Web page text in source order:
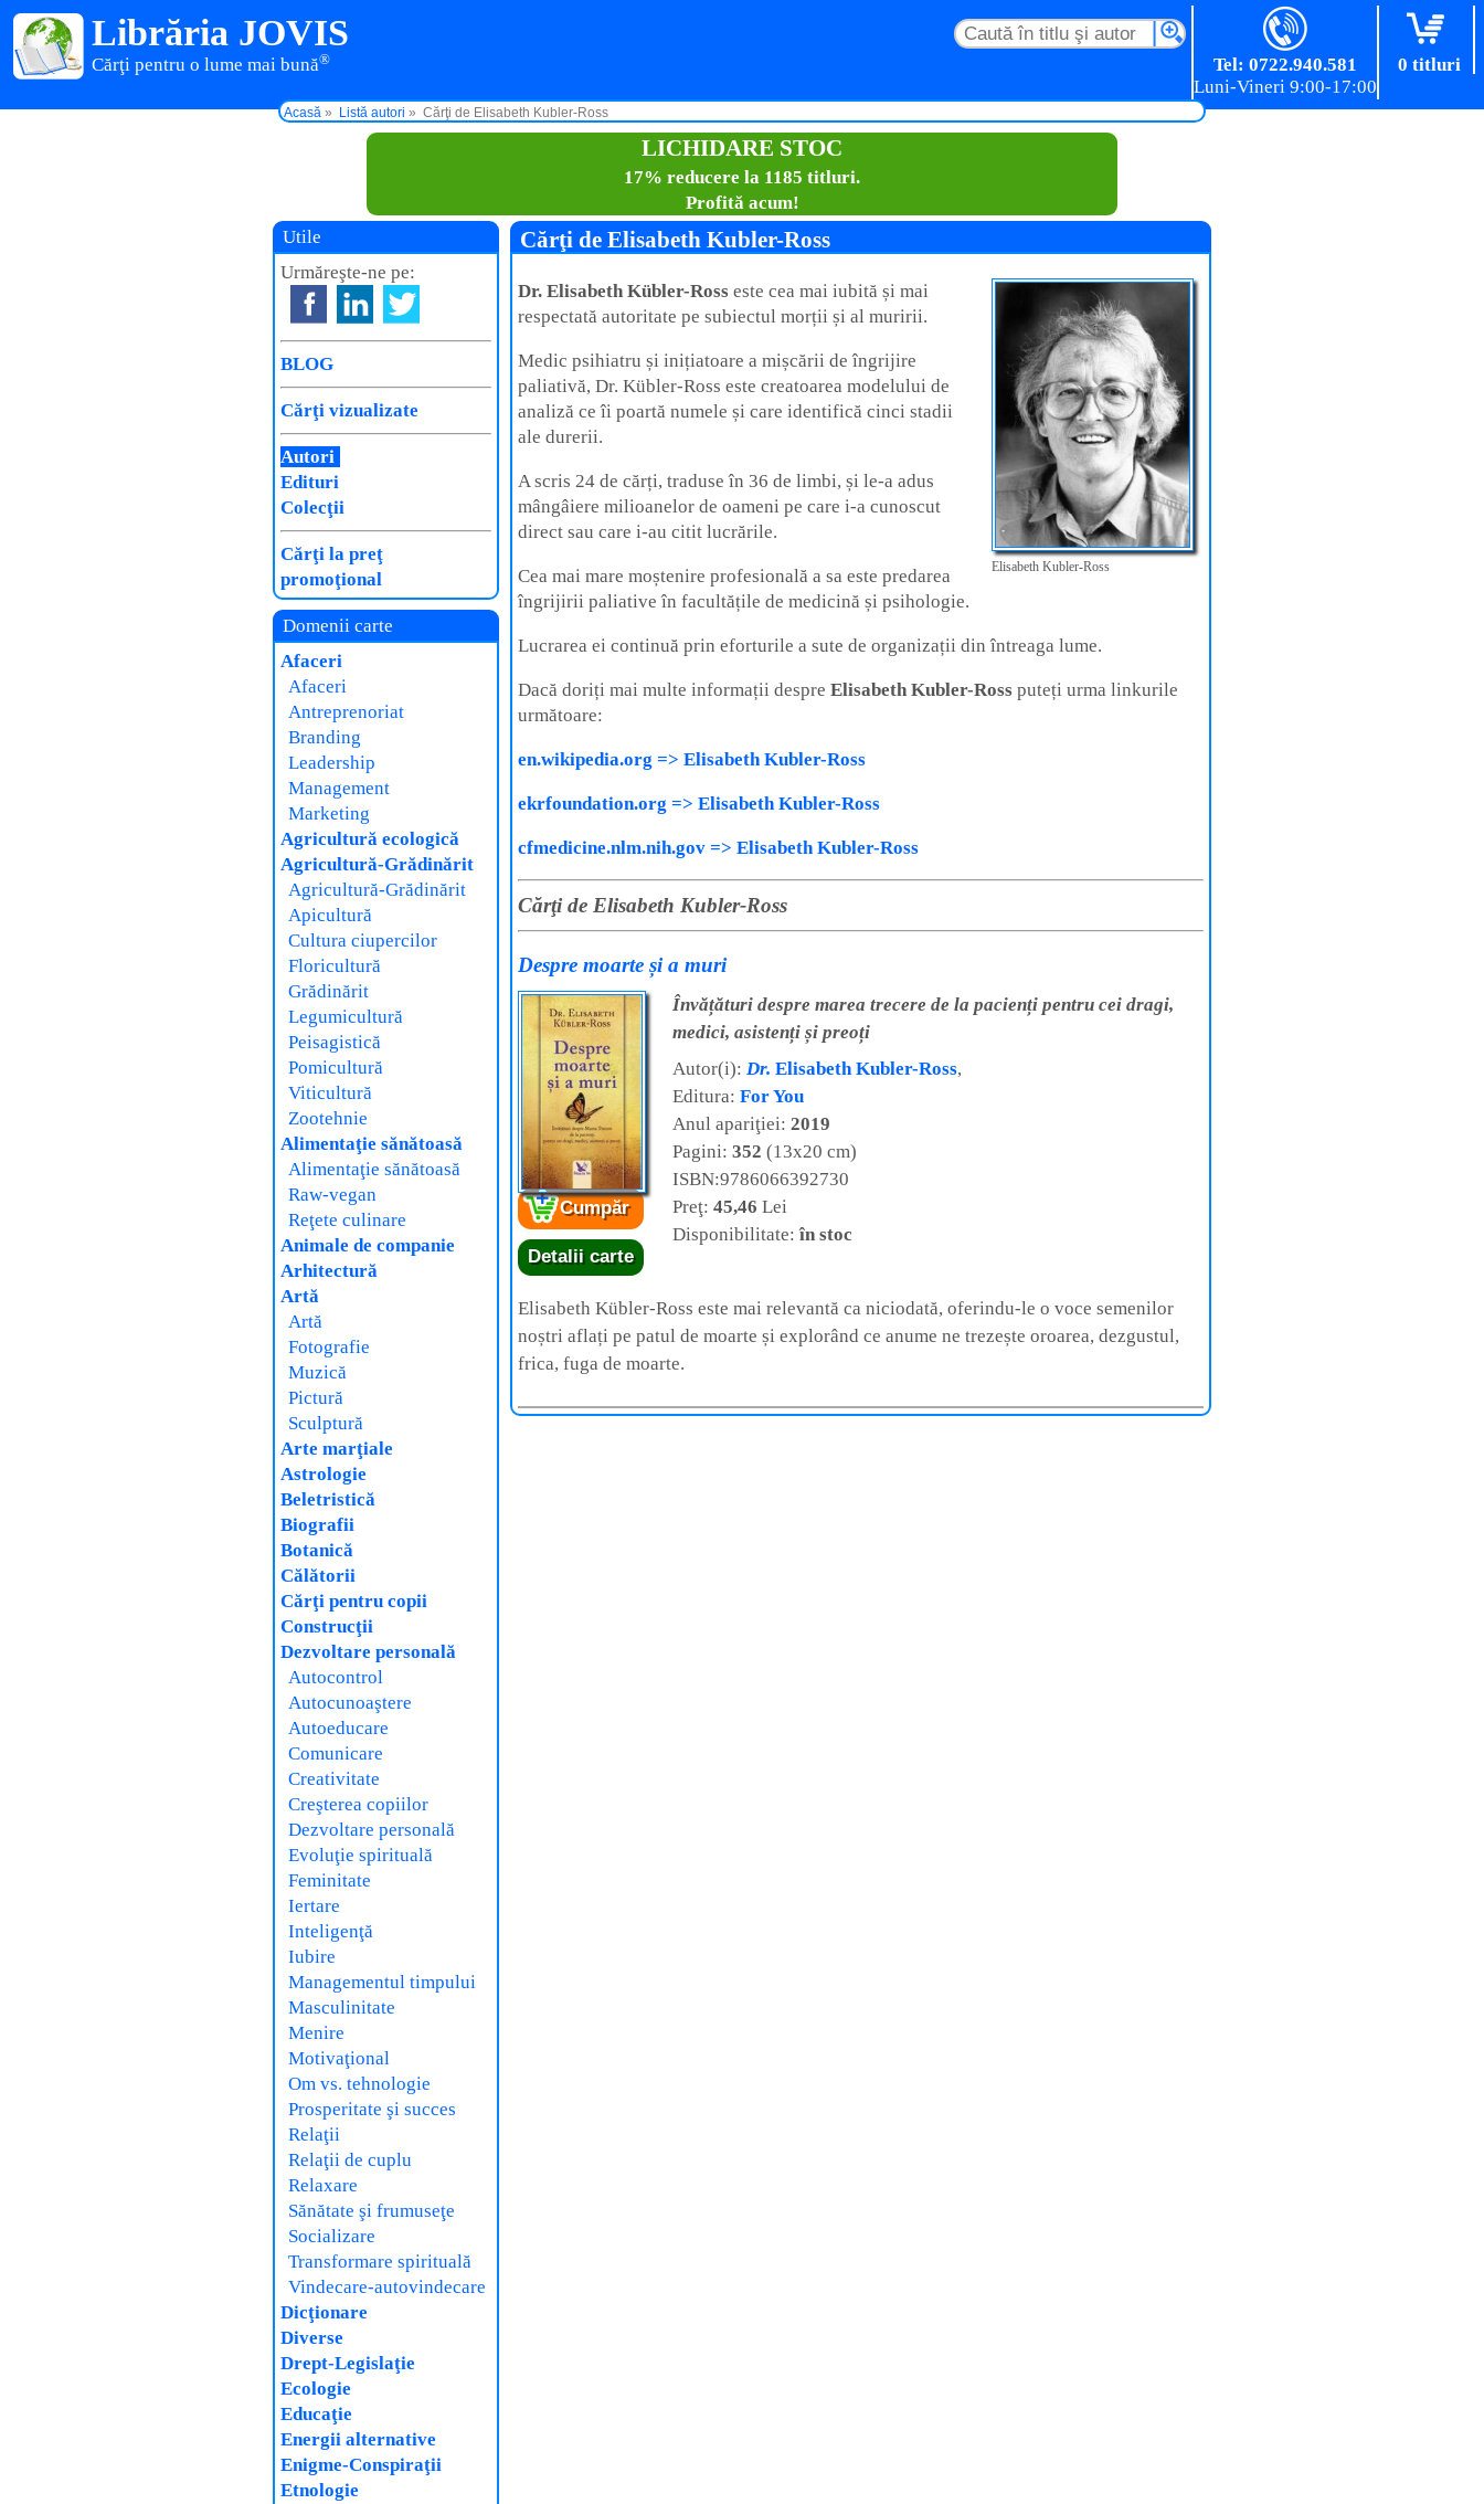
Librăria JOVIS
Cărţi pentru o lume mai bună® 0 titluri
Tel: 0722.940.581
Acasă Listă autori Cărţi de Elisabeth Kubler-Ross
LICHIDARE STOC
17% reducere la 1185 titluri.
Profită acum!
Cărţi de Elisabeth Kubler-Ross
Elisabeth Kubler-Ross
Dr. Elisabeth Kübler-Ross este cea mai iubită și mai
respectată autoritate pe subiectul morții și al muririi.
Medic psihiatru și inițiatoare a mișcării de îngrijire
paliativă, Dr. Kübler-Ross este creatoarea modelului de
analiză ce îi poartă numele și care identifică cinci stadii
ale durerii.
A scris 24 de cărți, traduse în 36 de limbi, și le-a adus
mângâiere milioanelor de oameni pe care i-a cunoscut
direct sau care i-au citit lucrările.
Cea mai mare moștenire profesională a sa este predarea
îngrijirii paliative în facultățile de medicină și psihologie.
Lucrarea ei continuă prin eforturile a sute de organizații din întreaga lume.
Dacă doriți mai multe informații despre Elisabeth Kubler-Ross puteți urma linkurile
următoare:
en.wikipedia.org => Elisabeth Kubler-Ross
ekrfoundation.org => Elisabeth Kubler-Ross
cfmedicine.nlm.nih.gov => Elisabeth Kubler-Ross
Cărţi de Elisabeth Kubler-Ross
Despre moarte și a muri
Cumpăr
Detalii carte
Învățături despre marea trecere de la pacienți pentru cei dragi,
medici, asistenți și preoți
Autor(i): Dr. Elisabeth Kubler-Ross,
Editura: For You
Anul apariţiei: 2019
Pagini: 352 (13x20 cm)
ISBN:9786066392730
Preţ: 45,46 Lei
Disponibilitate:în stoc
Elisabeth Kübler-Ross este mai relevantă ca niciodată, oferindu-le o voce semenilor
noștri aflați pe patul de moarte și explorând ce anume ne trezește oroarea, dezgustul,
frica, fuga de moarte.
Utile
Urmăreşte-ne pe:
BLOG
Cărţi vizualizate
Autori
Edituri
Colecţii
Cărţi la preţ
promoţional
Domenii carte
Afaceri
Afaceri
Antreprenoriat
Branding
Leadership
Management
Marketing
Agricultură ecologică
Agricultură-Grădinărit
Agricultură-Grădinărit
Apicultură
Cultura ciupercilor
Floricultură
Grădinărit
Legumicultură
Peisagistică
Pomicultură
Viticultură
Zootehnie
Alimentaţie sănătoasă
Alimentaţie sănătoasă
Raw-vegan
Reţete culinare
Animale de companie
Arhitectură
Artă
Artă
Fotografie
Muzică
Pictură
Sculptură
Arte marţiale
Astrologie
Beletristică
Biografii
Botanică
Călătorii
Cărţi pentru copii
Construcţii
Dezvoltare personală
Autocontrol
Autocunoaştere
Autoeducare
Comunicare
Creativitate
Creşterea copiilor
Dezvoltare personală
Evoluţie spirituală
Feminitate
Iertare
Inteligenţă
Iubire
Managementul timpului
Masculinitate
Menire
Motivaţional
Om vs. tehnologie
Prosperitate şi succes
Relaţii
Relaţii de cuplu
Relaxare
Sănătate şi frumuseţe
Socializare
Transformare spirituală
Vindecare-autovindecare
Dicţionare
Diverse
Drept-Legislaţie
Ecologie
Educaţie
Energii alternative
Enigme-Conspiraţii
Etnologie